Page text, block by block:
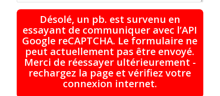
Désolé, un pb. est survenu en
essayant de communiquer avec l’API
Google reCAPTCHA. Le formulaire ne
peut actuellement pas être envoyé.
Merci de réessayer ultérieurement -
rechargez la page et vérifiez votre
connexion internet.